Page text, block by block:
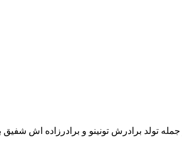
تولد برادرش تونینو و برادرزاده اش